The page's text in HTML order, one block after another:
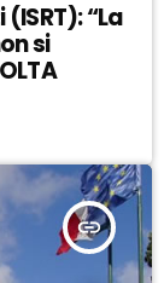
“La
si
insert_link